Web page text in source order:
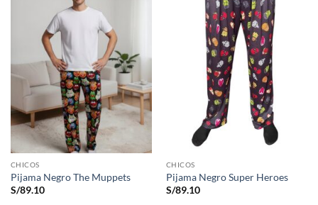
CHICOS
Pijama Negro The Muppets
S/89.10
CHICOS
Pijama Negro Super Heroes
S/89.10